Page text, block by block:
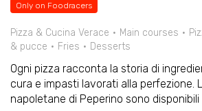
Only on Foodracers
Pizza & Cucina Verace Main courses
& pucce
Fries Desserts
Ogni pizza racconta la storia di
cura e impasti lavorati alla perfezione.
napoletane di Peperino sono disponibili